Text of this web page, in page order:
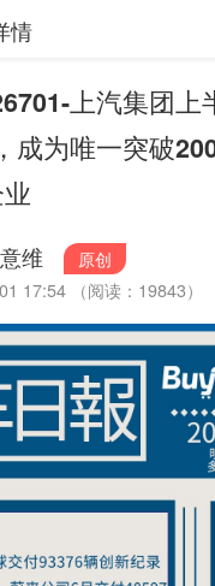
情
上汽集团上
成为唯一突破
维
原创
17:54 （阅读：19843）